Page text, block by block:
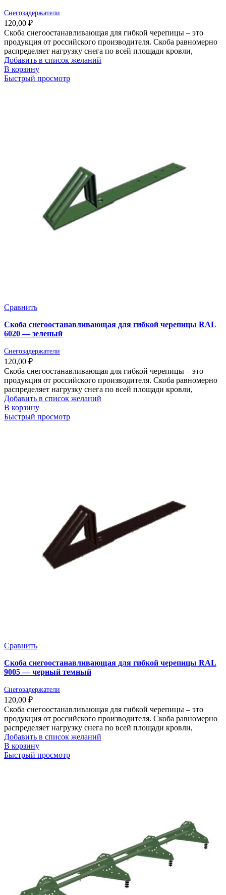
Снегозадержатели
120,00 ₽
Скоба снегоостанавливающая для гибкой черепицы – это
продукция от российского производителя. Скоба равномерно
распределяет нагрузку снега по всей площади кровли,
Добавить в список желаний
В корзину
Быстрый просмотр
Сравнить
Скоба снегоостанавливающая для гибкой черепицы RAL
6020 — зеленый
Снегозадержатели
120,00 ₽
Скоба снегоостанавливающая для гибкой черепицы – это
продукция от российского производителя. Скоба равномерно
распределяет нагрузку снега по всей площади кровли,
Добавить в список желаний
В корзину
Быстрый просмотр
Сравнить
Скоба снегоостанавливающая для гибкой черепицы RAL
9005 — черный темный
Снегозадержатели
120,00 ₽
Скоба снегоостанавливающая для гибкой черепицы – это
продукция от российского производителя. Скоба равномерно
распределяет нагрузку снега по всей площади кровли,
Добавить в список желаний
В корзину
Быстрый просмотр